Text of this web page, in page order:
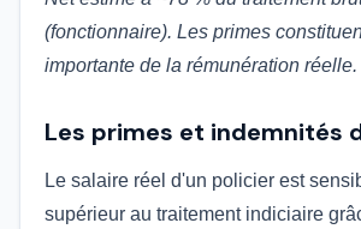
(fonctionnaire). Les primes
importante de la rémunération réelle.
Les primes et indemnités
Le salaire réel d'un policier est
supérieur au traitement indiciaire